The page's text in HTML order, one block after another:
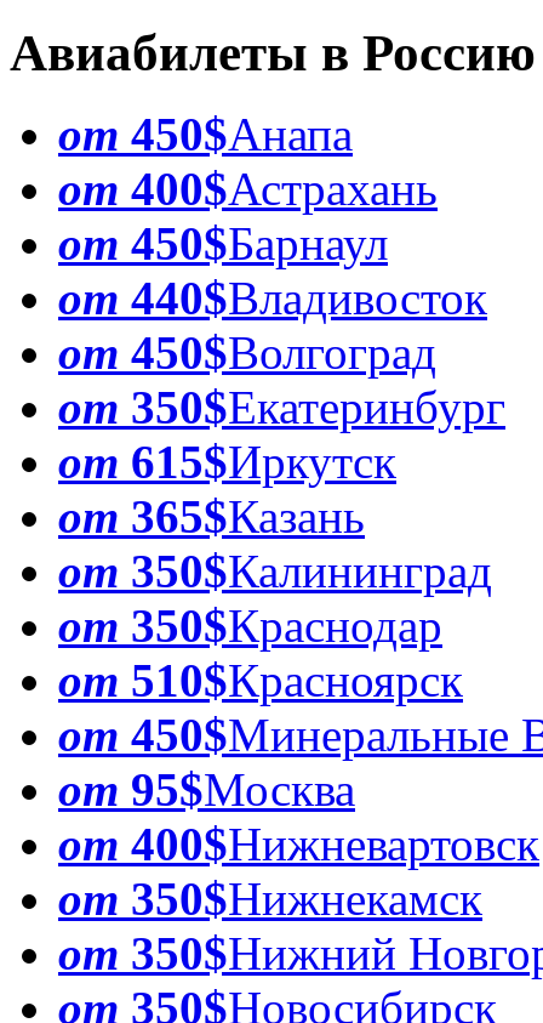
Авиабилеты в Россию
от 450$Анапа
от 400$Астрахань
от 450$Барнаул
от 440$Владивосток
от 450$Волгоград
от 350$Екатеринбург
от 615$Иркутск
от 365$Казань
от 350$Калининград
от 350$Краснодар
от 510$Красноярск
от 450$Минеральные
от 95$Москва
от 400$Нижневартовск
от 350$Нижнекамск
от 350$Нижний
от 350$Новосибирск